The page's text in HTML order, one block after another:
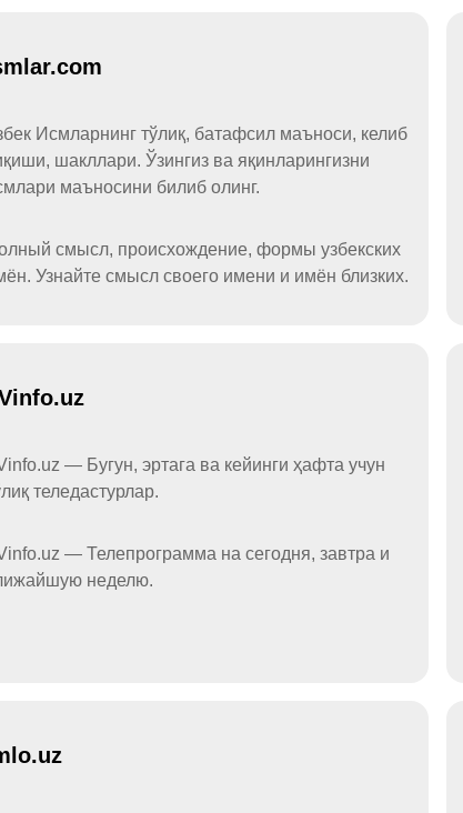
Исмларнинг тўлиқ, батафсил маъноси, келиб
шакллари. Ўзингиз ва яқинларингизни
маъносини билиб олинг.
смысл, происхождение, формы узбекских
Узнайте смысл своего имени и имён близких.
— Бугун, эртага ва кейинги ҳафта учун
теледастурлар.
— Телепрограмма на сегодня, завтра и
неделю.